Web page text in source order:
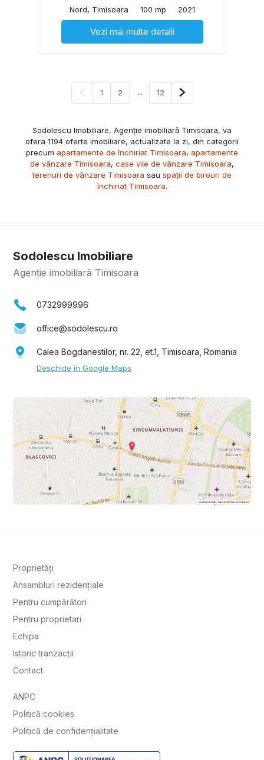
Nord, Timisoara 100 mp 2021
Vezi mai multe detalii
Pagina anterioară
1 2 ... 12 Pagina următoare
Sodolescu Imobiliare, Agenție imobiliară Timisoara, va
ofera 1194 oferte imobiliare, actualizate la zi, din categorii
precum apartamente de închiriat Timisoara, apartamente
de vânzare Timisoara, case vile de vânzare Timisoara,
terenuri de vânzare Timisoara sau spații de birouri de
închiriat Timisoara.
Sodolescu Imobiliare
Agenție imobiliară Timisoara
0732999996
office@sodolescu.ro
Calea Bogdanestilor, nr. 22, et.1, Timisoara, Romania
Deschide în Google Maps
Proprietăți
Ansambluri rezidențiale
Pentru cumpărători
Pentru proprietari
Echipa
Istoric tranzacții
Contact
ANPC
Politică cookies
Politică de confidențialitate